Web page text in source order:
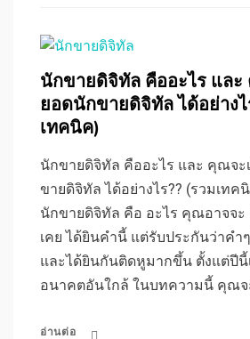
นักขายดิจิทัล คืออะไร แล
ยอดนักขายดิจิทัล ได้อย่างไ
เทคนิค)
นักขายดิจิทัล คืออะไร และ คุณจะ
ขายดิจิทัล ได้อย่างไร?? (รวมเท
นักขายดิจิทัล คือ อะไร คุณอาจจะ
เคย ได้ยินคำนี้ แต่รับประกันว่าคำ
และได้ยินกันติดหูมากขึ้น ตั้งแต่ปีนี้
อนาคตอันใกล้ ในบทความนี้ คุณจ
อ่านต่อ